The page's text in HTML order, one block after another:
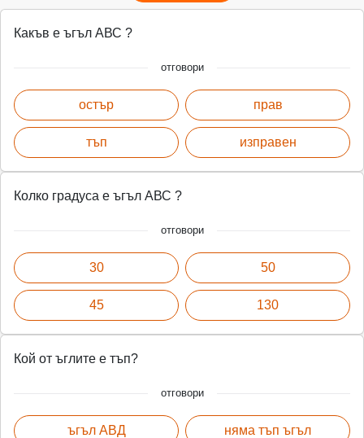
Какъв е ъгъл АВС ?
отговори
остър
тъп
прав
изправен
Колко градуса е ъгъл АВС ?
отговори
30
45
50
130
Кой от ъглите е тъп?
отговори
ъгъл АВД няма тъп ъгъл